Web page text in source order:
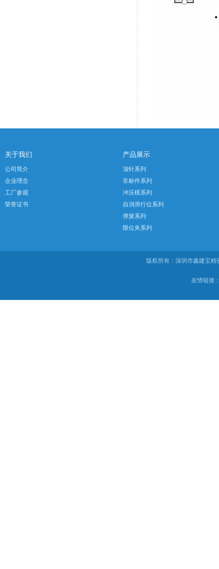
关于我们
公司简介
企业理念
工厂参观
荣誉证书
产品展示
顶针系列
非标件系列
冲压模系列
自润滑行位系列
弹簧系列
限位夹系列
版权所有：深圳市鑫建宝
友情链接